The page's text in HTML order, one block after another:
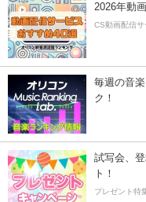
2026年動
CS動画配信
毎週の音
ク！
試写会、
ト！
プレゼント特